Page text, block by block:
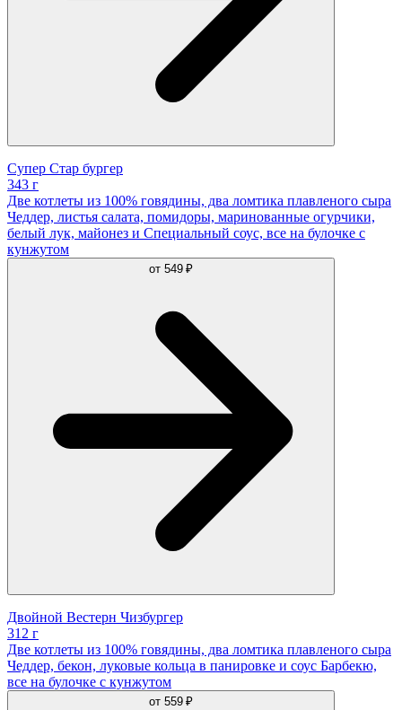
Супер Стар бургер
343 г
Две котлеты из 100% говядины, два ломтика плавленого сыра
Чеддер, листья салата, помидоры, маринованные огурчики,
белый лук, майонез и Специальный соус, все на булочке с
кунжутом
от 549 ₽
Двойной Вестерн Чизбургер
312 г
Две котлеты из 100% говядины, два ломтика плавленого сыра
Чеддер, бекон, луковые кольца в панировке и соус Барбекю,
все на булочке с кунжутом
от 559 ₽